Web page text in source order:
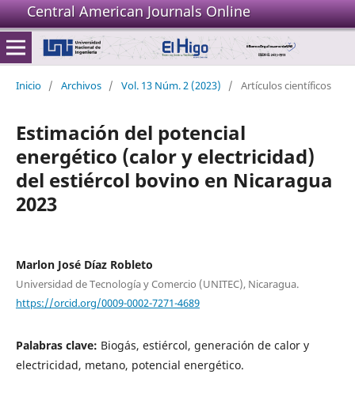
Central American Journals Online
Inicio / Archivos / Vol. 13 Núm. 2 (2023) / Artículos científicos
Estimación del potencial
energético (calor y electricidad)
del estiércol bovino en Nicaragua
2023
Marlon José Díaz Robleto
Universidad de Tecnología y Comercio (UNITEC), Nicaragua.
https://orcid.org/0009-0002-7271-4689
Palabras clave: Biogás, estiércol, generación de calor y
electricidad, metano, potencial energético.